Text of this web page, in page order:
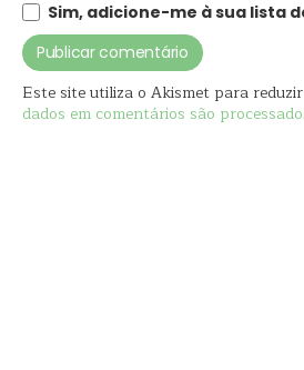
Sim, adicione-me à sua lista
Este site utiliza o Akismet para
dados em comentários são